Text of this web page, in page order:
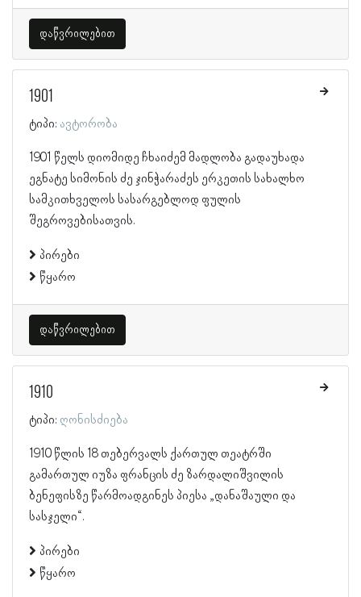
დაწვრილებით
1901
ტიპი: ავტორობა
1901 წელს დიომიდე ჩხაიძემ მადლობა გადაუხადა
ეგნატე სიმონის ძე ჯინჭარაძეს ერკეთის სახალხო
სამკითხველოს სასარგებლოდ ფულის
შეგროვებისათვის.
პირები
წყარო
დაწვრილებით
1910
ტიპი: ღონისძიება
1910 წლის 18 თებერვალს ქართულ თეატრში
გამართულ იუზა ფრანცის ძე ზარდალიშვილის
ბენეფისზე წარმოადგინეს პიესა „დანაშაული და
სასჯელი“.
პირები
წყარო